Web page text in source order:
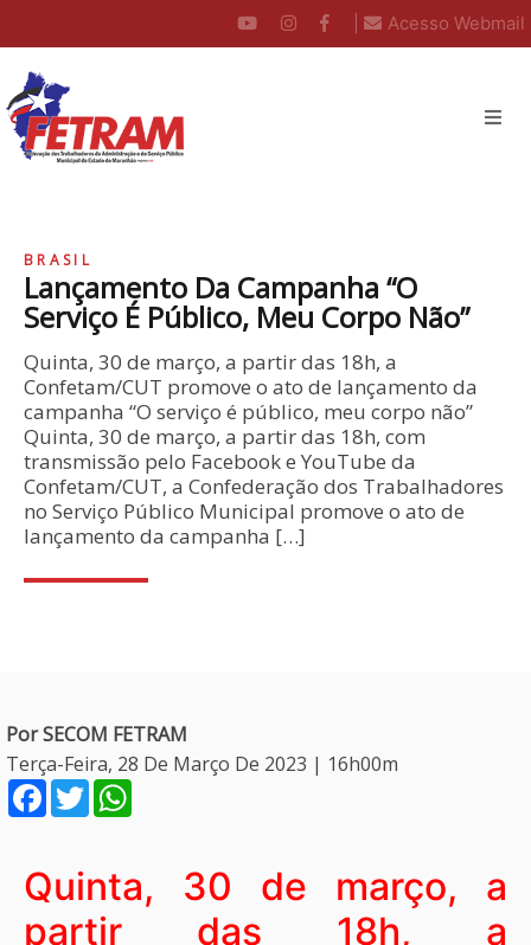
Acesso Webmail
BRASIL
Lançamento Da Campanha “O
Serviço É Público, Meu Corpo Não”
Quinta, 30 de março, a partir das 18h, a
Confetam/CUT promove o ato de lançamento da
campanha “O serviço é público, meu corpo não”
Quinta, 30 de março, a partir das 18h, com
transmissão pelo Facebook e YouTube da
Confetam/CUT, a Confederação dos Trabalhadores
no Serviço Público Municipal promove o ato de
lançamento da campanha […]
Por SECOM FETRAM
Terça-Feira, 28 De Março De 2023 | 16h00m
Facebook
Twitter
Quinta, 30 de março, a
partir das 18h, a